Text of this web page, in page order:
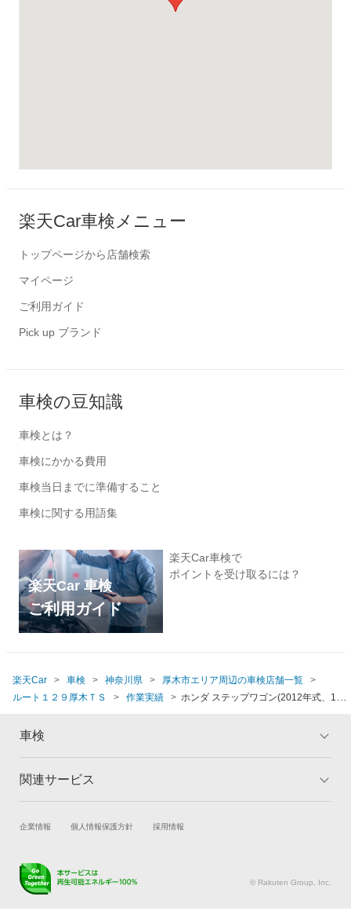
楽天Car車検メニュー
トップページから店舗検索
マイページ
ご利用ガイド
Pick up ブランド
車検の豆知識
車検とは？
車検にかかる費用
車検当日までに準備すること
車検に関する用語集
楽天Car 車検
ご利用ガイド
楽天Car車検で
ポイントを受け取るには？
楽天Car 車検 神奈川県
厚木市エリア周辺の車検店舗一覧
ルート１２９厚木ＴＳ
作業実績
ホンダ ステップワゴン(2012年式、14万
車検
トップ
車検の基礎知識 キャンペーン一覧
関連サービス
試乗・商談 新車購入
キズ修理予約
メンテナンス管理
企業情報 個人情報保護方針 採用情報
© Rakuten Group, Inc.